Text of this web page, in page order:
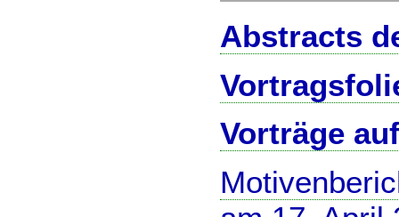
Abstracts
Vorträge